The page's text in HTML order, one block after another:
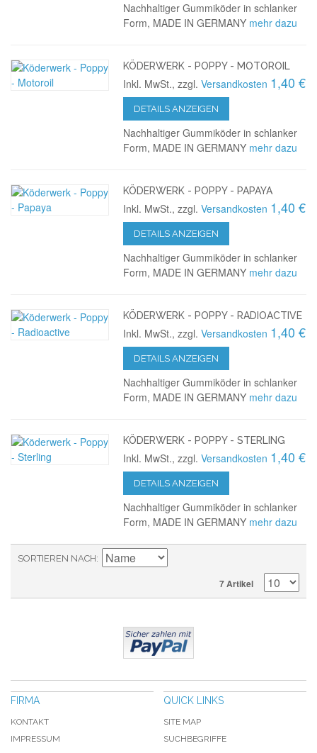
Nachhaltiger Gummiköder in schlanker
Form, MADE IN GERMANY mehr dazu
KÖDERWERK - POPPY - MOTOROIL
Inkl. MwSt., zzgl.Versandkosten 1,40 €
DETAILS ANZEIGEN
Nachhaltiger Gummiköder in schlanker
Form, MADE IN GERMANY mehr dazu
KÖDERWERK - POPPY - PAPAYA
Inkl. MwSt., zzgl.Versandkosten 1,40 €
DETAILS ANZEIGEN
Nachhaltiger Gummiköder in schlanker
Form, MADE IN GERMANY mehr dazu
KÖDERWERK - POPPY - RADIOACTIVE
Inkl. MwSt., zzgl.Versandkosten 1,40 €
DETAILS ANZEIGEN
Nachhaltiger Gummiköder in schlanker
Form, MADE IN GERMANY mehr dazu
KÖDERWERK - POPPY - STERLING
Inkl. MwSt., zzgl.Versandkosten 1,40 €
DETAILS ANZEIGEN
Nachhaltiger Gummiköder in schlanker
Form, MADE IN GERMANY mehr dazu
SORTIEREN NACH
7 Artikel
FIRMA
KONTAKT
IMPRESSUM
QUICK LINKS
SITE MAP
SUCHBEGRIFFE